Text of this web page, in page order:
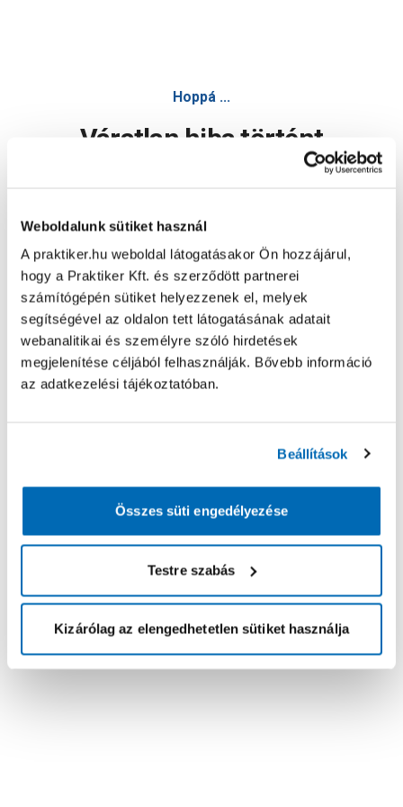
Weboldalunk sütiket használ
A praktiker.hu weboldal látogatásakor Ön hozzájárul,
hogy a Praktiker Kft. és szerződött partnerei
számítógépén sütiket helyezzenek el, melyek
segítségével az oldalon tett látogatásának adatait
webanalitikai és személyre szóló hirdetések
megjelenítése céljából felhasználják. Bővebb információ
az adatkezelési tájékoztatóban.
Beállítások
Összes süti engedélyezése
Testre szabás
Kizárólag az elengedhetetlen sütiket használja
Hoppá ...
Váratlan hiba történt
Oldal újratöltése